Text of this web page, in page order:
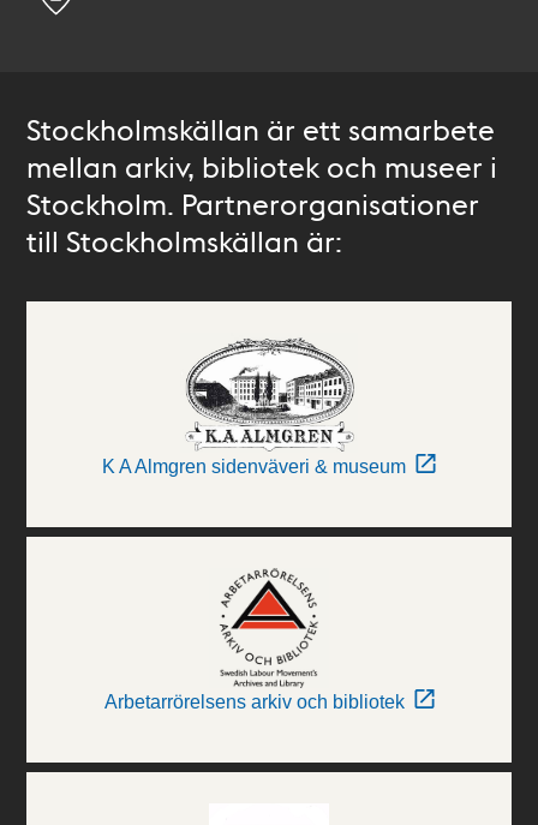
Stockholmskällan är ett samarbete
mellan arkiv, bibliotek och museer i
Stockholm. Partnerorganisationer
till Stockholmskällan är:
K A Almgren sidenväveri & museum
Arbetarrörelsens arkiv och bibliotek